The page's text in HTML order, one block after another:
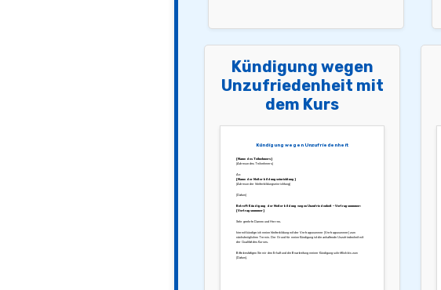
Kündigung wegen
Unzufriedenheit mit
dem Kurs
Kündigung wegen Unzufriedenheit
[Name des Teilnehmers]
[Adresse des Teilnehmers]
An:
[Name der Weiterbildungseinrichtung]
[Adresse der Weiterbildungseinrichtung]
[Datum]
Betreff: Kündigung der Weiterbildung wegen Unzufriedenheit – Vertragsnummer:
[Vertragsnummer]
Sehr geehrte Damen und Herren,
hiermit kündige ich meine Weiterbildung mit der Vertragsnummer [Vertragsnummer] zum
nächstmöglichen Termin. Der Grund für meine Kündigung ist die anhaltende Unzufriedenheit mit
der Qualität des Kurses.
Bitte bestätigen Sie mir den Erhalt und die Bearbeitung meiner Kündigung schriftlich bis zum
[Datum].